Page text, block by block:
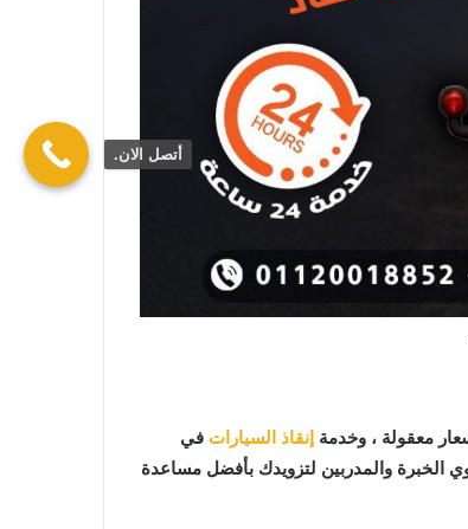
معقولة ، وخدمة إنقاذ السيارات في
الخبرة والمدربين لتزويدك بأفضل مساعدة
أتصل الان.